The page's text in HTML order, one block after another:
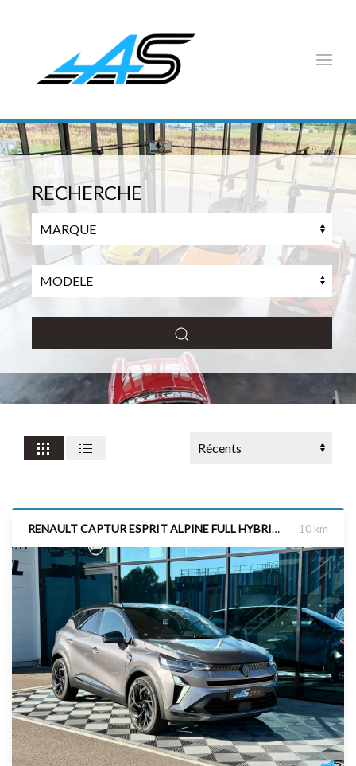
RECHERCHE
RENAULT CAPTUR ESPRIT ALPINE FULL HYBRIDE 160CH SIEGES VOLANT CHAUFFANTS 10 km